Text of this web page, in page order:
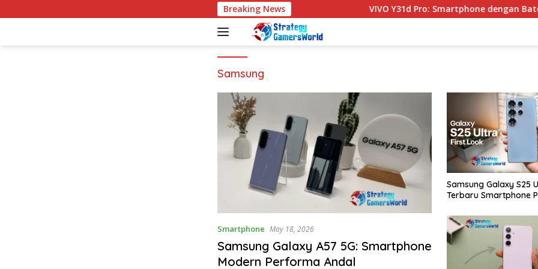
k
Breaking News VIVO Y31d Pro: Smartphone dengan
Samsung
Smartphone May 18, 2026
Samsung Galaxy A57 5G: Smartphone
Modern Performa Andal
Samsung Galaxy S25
Terbaru Smartphone